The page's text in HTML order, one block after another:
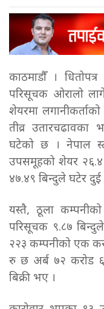
काठमाडौँ ।
परिसूचक ओरालो
शेयरमा
तीव्र
घटेको छ । नेपाल
उपसमूहको शेयर
४७.४९ बिन्दुले घटेर
यस्तै, ठूला
परिसूचक ९.८७
२२३ कम्पनीको एक
रु छ अर्ब ७२ करोड
बिक्री भए ।